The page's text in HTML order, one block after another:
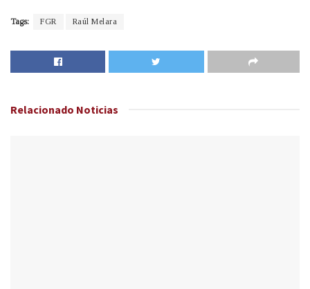
Tags: FGR Raúl Melara
Relacionado Noticias